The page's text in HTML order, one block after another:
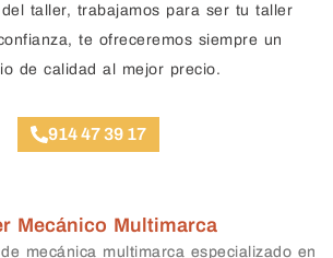
taller, trabajamos para ser tu taller
te ofreceremos siempre un
de calidad al mejor precio.
914 47 39 17
Mecánico Multimarca
mecánica multimarca especializado en